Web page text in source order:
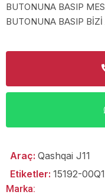
BUTONUNA BASIP
BUTONUNA BASIP BİZİ
Araç: Qashqai J11
Etiketler: 15192-
Marka: